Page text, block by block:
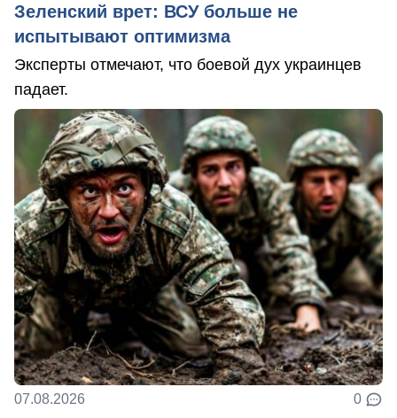
Зеленский врет: ВСУ больше не
испытывают оптимизма
Эксперты отмечают, что боевой дух украинцев
падает.
07.08.2026 0